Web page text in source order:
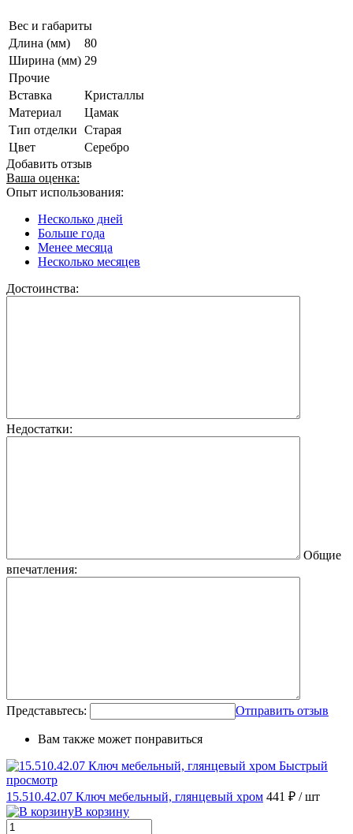
Вес и габариты
Длина (мм)
80
Ширина (мм) 29
Прочие
Вставка
Кристаллы
Материал
Цамак
Тип отделки Старая
Цвет
Серебро
Добавить отзыв
Ваша оценка:
Опыт использования:
Несколько дней
Больше года
Менее месяца
Несколько месяцев
Достоинства:
Недостатки:
Общие
впечатления:
Представьтесь: Отправить отзыв
Вам также может понравиться
Быстрый
просмотр
15.510.42.07 Ключ мебельный, глянцевый хром 441 ₽ / шт
В корзину